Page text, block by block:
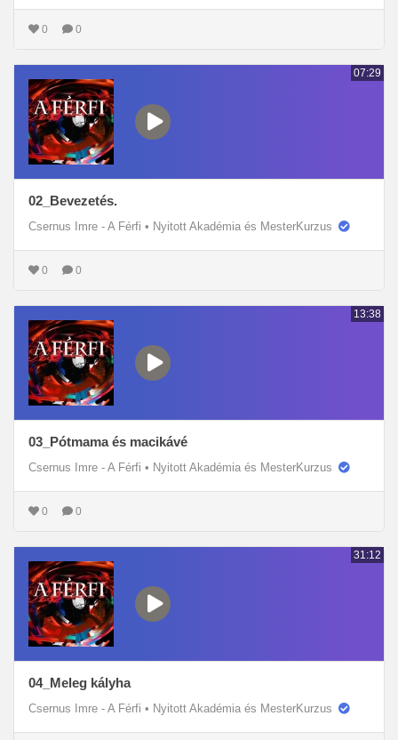
0 0
07:29
02_Bevezetés.
Csernus Imre - A Férfi • Nyitott Akadémia és MesterKurzus
0 0
13:38
03_Pótmama és macikávé
Csernus Imre - A Férfi • Nyitott Akadémia és MesterKurzus
0 0
31:12
04_Meleg kályha
Csernus Imre - A Férfi • Nyitott Akadémia és MesterKurzus